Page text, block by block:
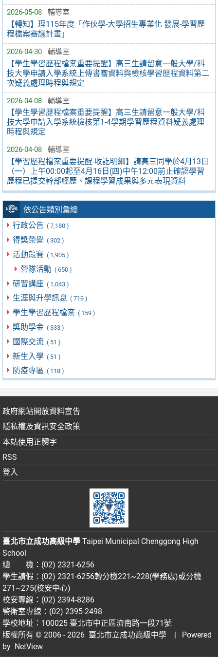
2026-05-08 輔導室
【轉知】理115年度「作伙學-大學招生專業化 發展-學習歷
程檔案審議計畫」
2026-04-30 輔導室
【學生學習歷程檔案重要提醒】高三生請留意一般大學/科
技大學申請入學系統上傳書審資料與檢核學習歷程資料第二
次疑義處理時程與規定
2026-04-08 輔導室
【學生學習歷程檔案重要提醒】高三生請留意一般大學/科
技大學申請入學系統檢核第1-4學期學習歷程資料疑義處理
時程與規定
2026-04-08 輔導室
【學習歷程檔案重要提醒-收訖明細】請高三同學於4月13日
（一）上午00:00起至4月16日(四)中午12:00前止確認學習
歷程已提交幹部經歷、課程學習成果與多元表現資料
依公告類別彙總
行政公告 ( 7,180 )
得獎榮譽 ( 302 )
活動競賽 ( 1,905 )
營隊活動 ( 650 )
研習講座 ( 1,043 )
生涯與升學訊息 ( 719 )
學生學習歷程檔案 ( 159 )
獎助學金 ( 333 )
國際交流 ( 51 )
新生入學 ( 51 )
防疫專區 ( 118 )
政府網站開放資料宣告
隱私權及資訊安全政策
本站使用正體字
RSS
登入
臺北市立成功高級中學 Taipei Municipal Chenggong High
School
總 機：(02) 2321-6256
學生請假：(02) 2321-6256轉分機221~228(學務處)或分機
271~275(校安中心)
校安專線：(02) 2394-8286
警衛室專線：(02) 2395-2498
學校地址：100025 臺北市中正區濟南路一段71號
版權所有 © 2006 - 2026 臺北市立成功高級中學
| Powered
by NetView